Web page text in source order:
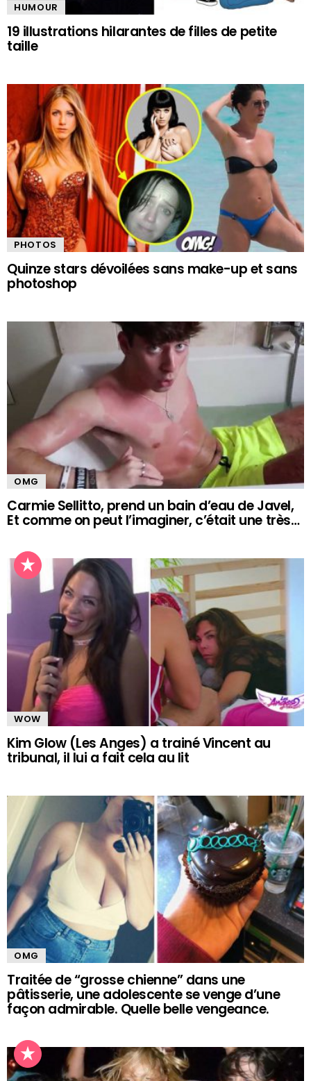
HUMOUR
19 illustrations hilarantes de filles de petite
taille
PHOTOS
Quinze stars dévoilées sans make-up et sans
photoshop
OMG
Carmie Sellitto, prend un bain d’eau de Javel,
Et comme on peut l’imaginer, c’était une très…
WOW
Kim Glow (Les Anges) a trainé Vincent au
tribunal, il lui a fait cela au lit
OMG
Traitée de “grosse chienne” dans une
pâtisserie, une adolescente se venge d’une
façon admirable. Quelle belle vengeance.